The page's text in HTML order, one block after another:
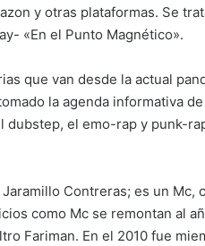
y otras plataformas. Se
«En el Punto Magnético».
que van desde la actual
la agenda informativa
dubstep, el emo-rap y punk-
Contreras; es un Mc,
como Mc se remontan al
Fariman. En el 2010 fue